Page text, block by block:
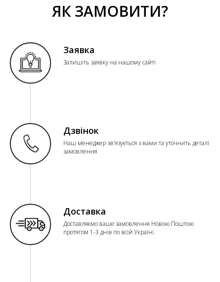
ЯК ЗАМОВИТИ?
Заявка
Залишіть заявку на нашому сайті
Дзвінок
Наш менеджер зв'язується з вами та уточнить деталі
замовлення
Доставка
Доставляємо ваше замовлення Новою Поштою
протягом 1-3 днів по всій Україні.